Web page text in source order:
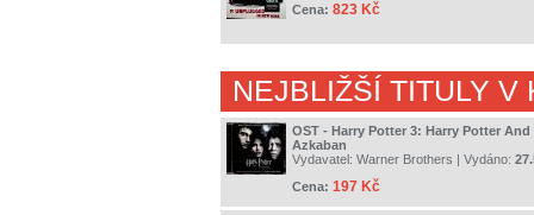
Cena: 823 Kč
NEJBLIŽŠÍ TITULY V
OST - Harry Potter 3: Harry Potter
Azkaban
Vydavatel: Warner Brothers | Vydáno:
Cena: 197 Kč